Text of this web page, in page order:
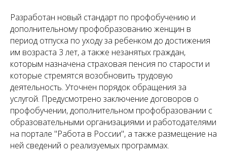
Разработан новый стандарт по профобучению и
дополнительному профобразованию женщин в
период отпуска по уходу за ребенком до достижения
им возраста 3 лет, а также незанятых граждан,
которым назначена страховая пенсия по старости и
которые стремятся возобновить трудовую
деятельность. Уточнен порядок обращения за
услугой. Предусмотрено заключение договоров о
профобучении, дополнительном профобразовании с
образовательными организациями и работодателями
на портале "Работа в России", а также размещение на
ней сведений о реализуемых программах.